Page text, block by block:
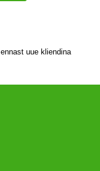
ennast uue kliendina